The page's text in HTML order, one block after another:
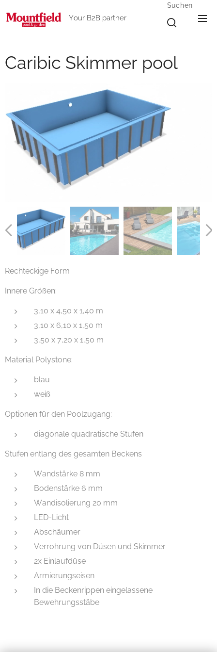
Your B2B partner
Suchen
Caribic Skimmer pool
Rechteckige Form
Innere Größen:
3,10 x 4,50 x 1,40 m
3,10 x 6,10 x 1,50 m
3,50 x 7,20 x 1,50 m
Material Polystone:
blau
weiß
Optionen für den Poolzugang:
diagonale quadratische Stufen
Stufen entlang des gesamten Beckens
Wandstärke 8 mm
Bodenstärke 6 mm
Wandisolierung 20 mm
LED-Licht
Abschäumer
Verrohrung von Düsen und Skimmer
2x Einlaufdüse
Armierungseisen
In die Beckenrippen eingelassene
Bewehrungsstäbe